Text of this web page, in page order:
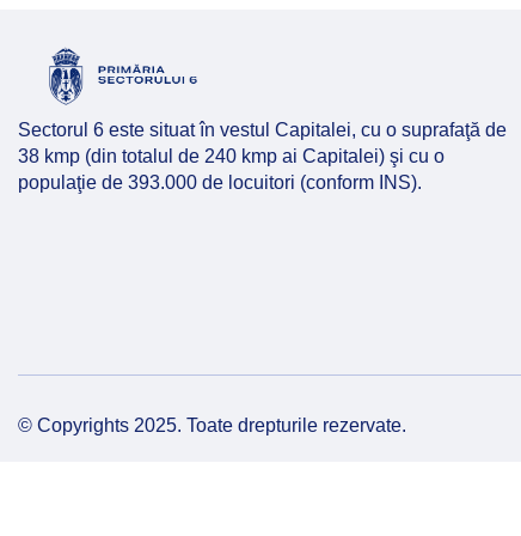
Sectorul 6 este situat în vestul Capitalei, cu o suprafaţă de
38 kmp (din totalul de 240 kmp ai Capitalei) şi cu o
populaţie de 393.000 de locuitori (conform INS).
© Copyrights 2025. Toate drepturile rezervate.